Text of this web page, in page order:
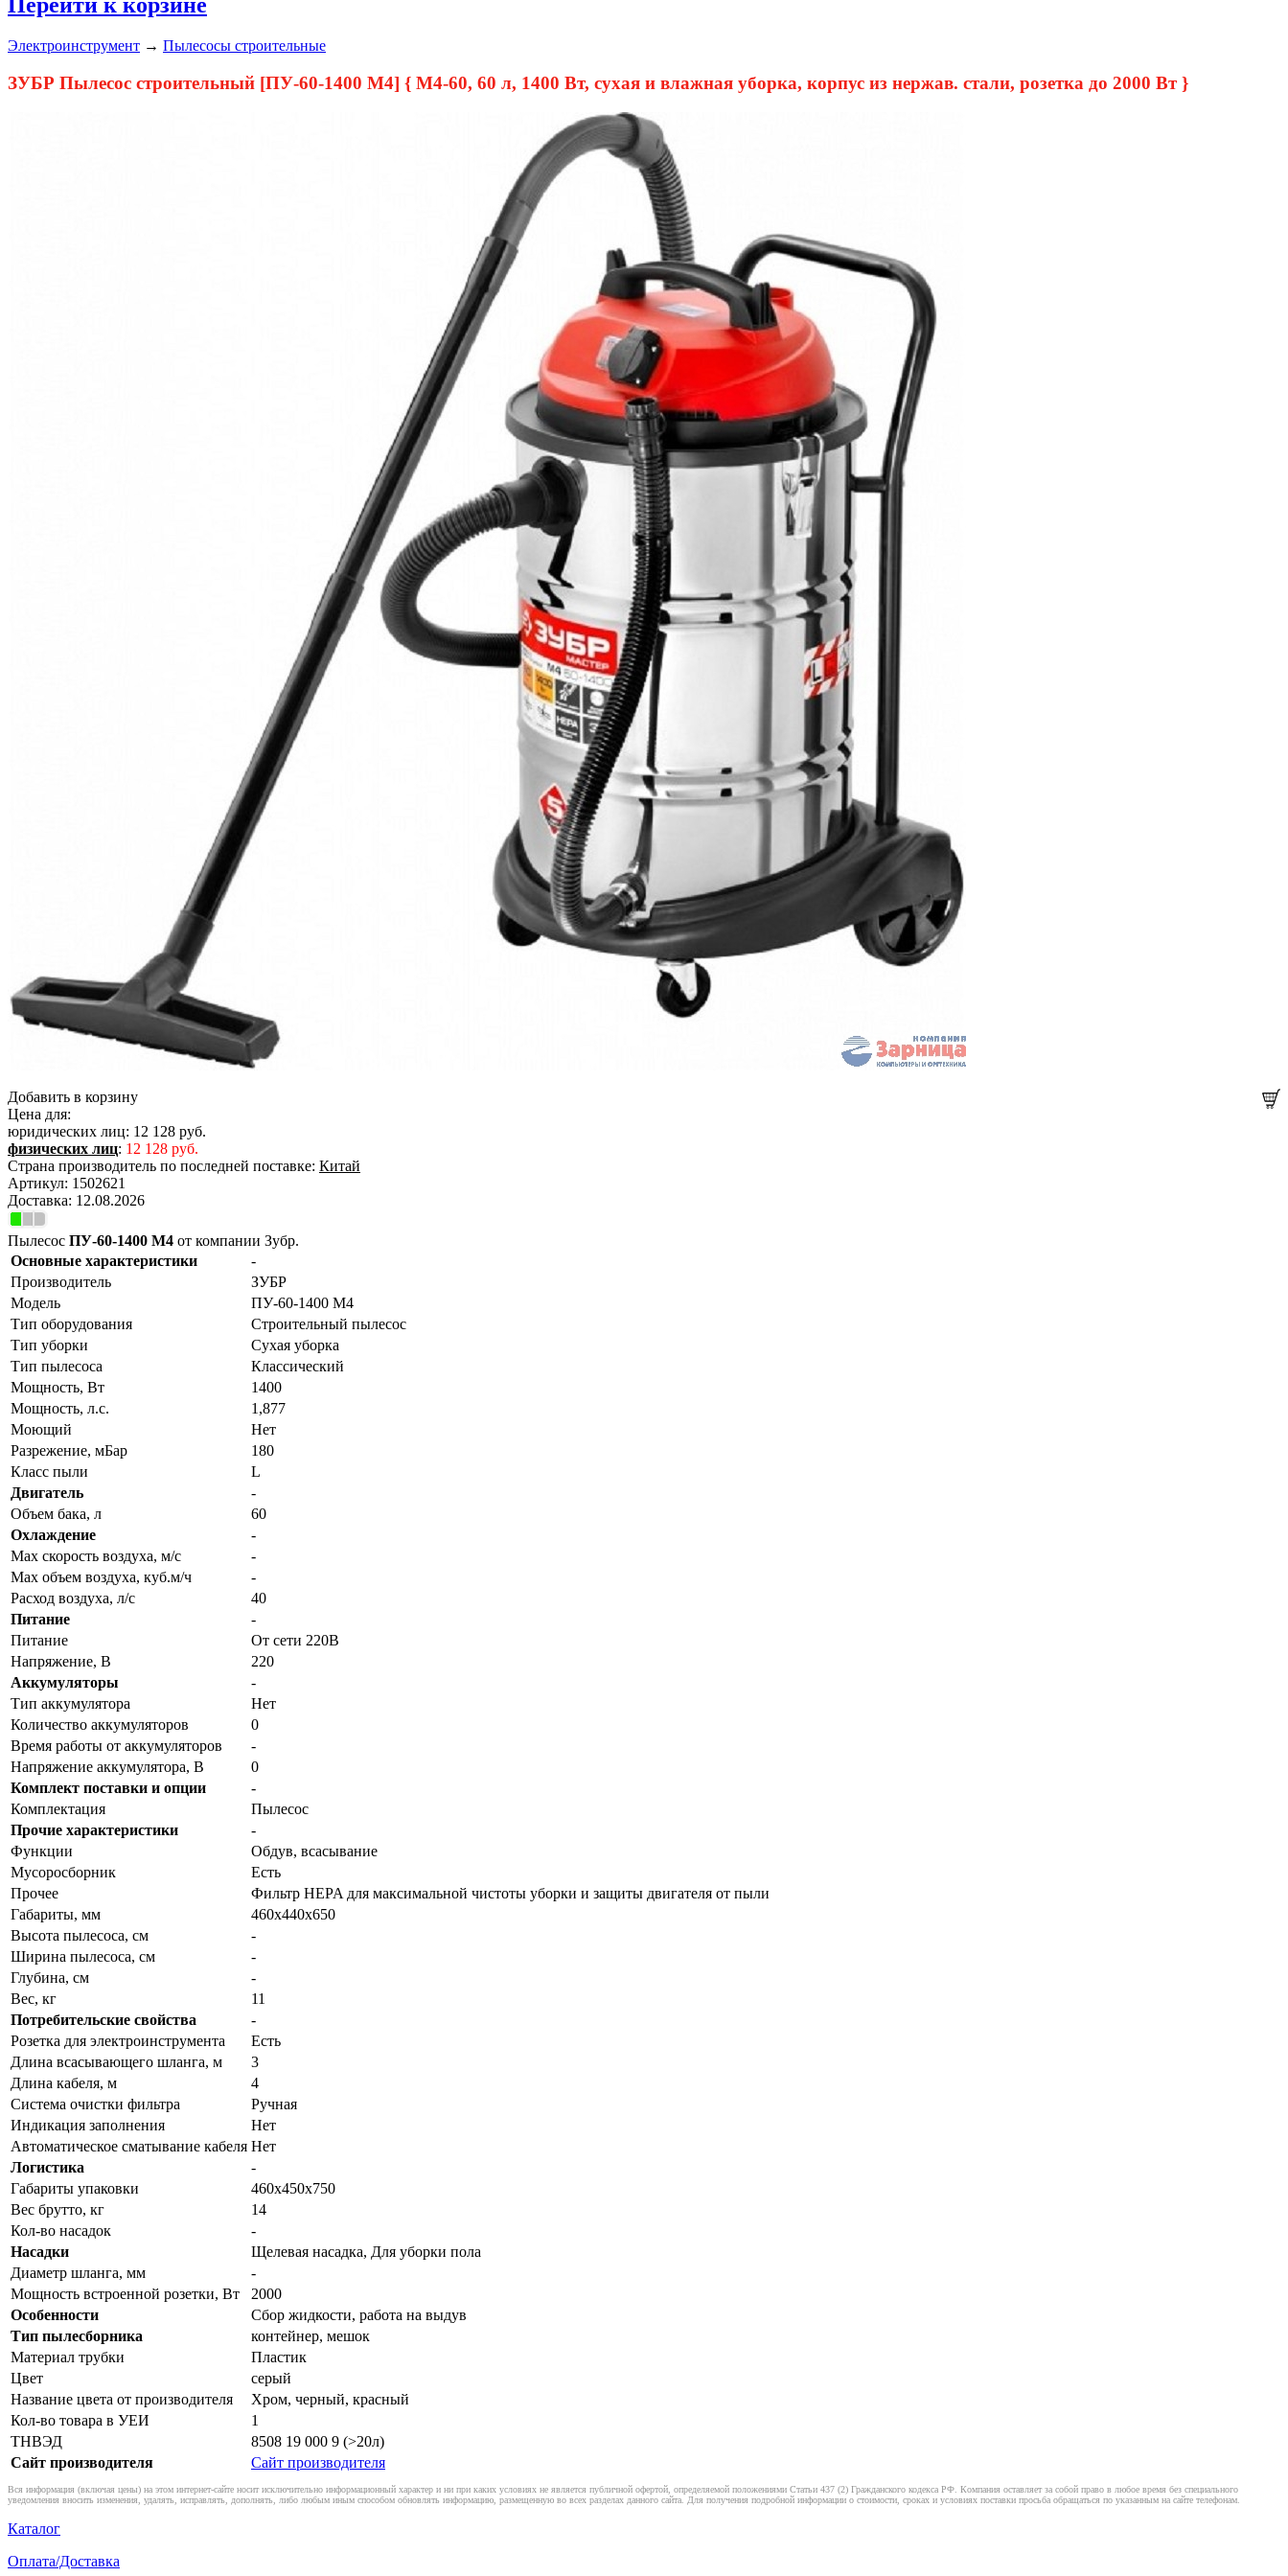
Электроинструмент → Пылесосы строительные
ЗУБР Пылесос строительный [ПУ-60-1400 М4] { М4-60, 60 л, 1400 Вт, сухая и влажная уборка, корпус из нержав. стали, розетка до 2000 Вт }
Добавить в корзину
Цена для:
юридических лиц: 12 128 руб.
физических лиц: 12 128 руб.
Страна производитель по последней поставке: Китай
Артикул: 1502621
Доставка: 12.08.2026
Пылесос ПУ-60-1400 М4 от компании Зубр.
Основные характеристики
-
Производитель
ЗУБР
Модель
ПУ-60-1400 М4
Тип оборудования
Строительный пылесос
Тип уборки
Сухая уборка
Тип пылесоса
Классический
Мощность, Вт
1400
Мощность, л.с.
1,877
Моющий
Нет
Разрежение, мБар
180
Класс пыли
L
Двигатель
-
Объем бака, л
60
Охлаждение
-
Max скорость воздуха, м/с
-
Max объем воздуха, куб.м/ч
-
Расход воздуха, л/с
40
Питание
-
Питание
От сети 220В
Напряжение, В
220
Аккумуляторы
-
Тип аккумулятора
Нет
Количество аккумуляторов
0
Время работы от аккумуляторов
-
Напряжение аккумулятора, В
0
Комплект поставки и опции
-
Комплектация
Пылесос
Прочие характеристики
-
Функции
Обдув, всасывание
Мусоросборник
Есть
Прочее
Фильтр HEPA для максимальной чистоты уборки и защиты двигателя от пыли
Габариты, мм
460x440x650
Высота пылесоса, см
-
Ширина пылесоса, см
-
Глубина, см
-
Вес, кг
11
Потребительские свойства
-
Розетка для электроинструмента
Есть
Длина всасывающего шланга, м
3
Длина кабеля, м
4
Система очистки фильтра
Ручная
Индикация заполнения
Нет
Автоматическое сматывание кабеля Нет
Логистика
-
Габариты упаковки
460x450x750
Вес брутто, кг
14
Кол-во насадок
-
Насадки
Щелевая насадка, Для уборки пола
Диаметр шланга, мм
-
Мощность встроенной розетки, Вт
2000
Особенности
Сбор жидкости, работа на выдув
Тип пылесборника
контейнер, мешок
Материал трубки
Пластик
Цвет
серый
Название цвета от производителя
Хром, черный, красный
Кол-во товара в УЕИ
1
ТНВЭД
8508 19 000 9 (>20л)
Сайт производителя
Сайт производителя
Вся информация (включая цены) на этом интернет-сайте носит исключительно информационный характер и ни при каких условиях не является публичной офертой, определяемой положениями Статьи 437 (2) Гражданского кодекса РФ. Компания оставляет за собой право в любое время без специального
уведомления вносить изменения, удалять, исправлять, дополнять, либо любым иным способом обновлять информацию, размещенную во всех разделах данного сайта. Для получения подробной информации о стоимости, сроках и условиях поставки просьба обращаться по указанным на сайте телефонам.
Каталог
Оплата/Доставка